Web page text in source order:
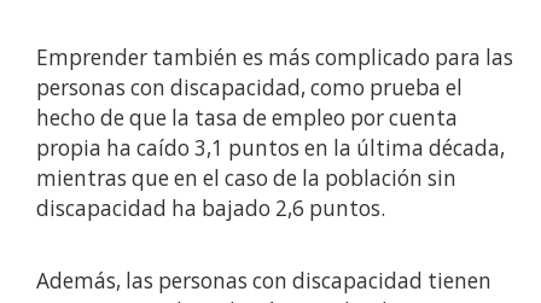
Emprender también es más complicado para las
personas con discapacidad, como prueba el
hecho de que la tasa de empleo por cuenta
propia ha caído 3,1 puntos en la última década,
mientras que en el caso de la población sin
discapacidad ha bajado 2,6 puntos.
Además, las personas con discapacidad tienen